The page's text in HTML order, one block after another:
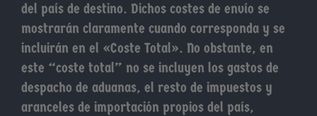
del país de destino. Dichos costes de envío se
mostrarán claramente cuando corresponda y se
incluirán en el «Coste Total». No obstante, en
este “coste total” no se incluyen los gastos de
despacho de aduanas, el resto de impuestos y
aranceles de importación propios del país,